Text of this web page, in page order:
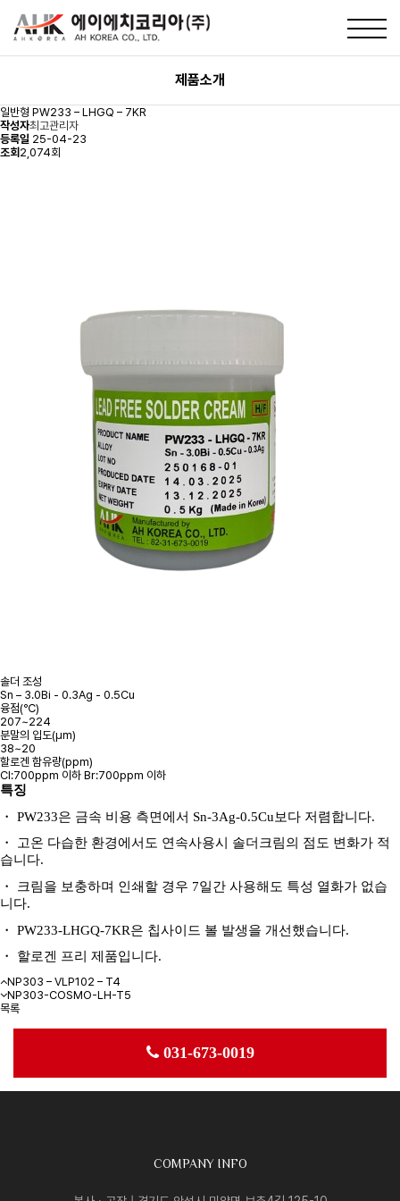
제품소개
일반형 PW233 – LHGQ – 7KR
작성자최고관리자
등록일 25-04-23
조회 2,074회
솔더 조성
Sn – 3.0Bi - 0.3Ag - 0.5Cu
융점(℃)
207~224
분말의 입도(μm)
38~20
할로겐 함유량(ppm)
Cl:700ppm 이하 Br:700ppm 이하
특징
・
PW233은 금속 비용 측면에서 Sn-3Ag-0.5Cu보다 저렴합니다.
・
고온 다습한 환경에서도 연속사용시 솔더크림의 점도 변화가 적
습니다.
・
크림을 보충하며 인쇄할 경우 7일간 사용해도 특성 열화가 없습
니다.
・
PW233-LHGQ-7KR은 칩사이드 볼 발생을 개선했습니다.
・ 할로겐 프리 제품입니다.
NP303 – VLP102 – T4
NP303-COSMO-LH-T5
목록
031-673-0019
COMPANY INFO